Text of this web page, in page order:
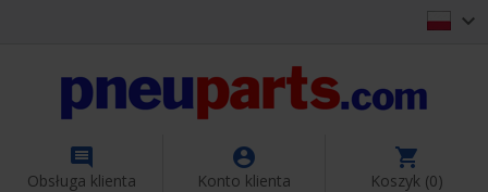


Obsługa klienta

Konto klienta

Koszyk (0)